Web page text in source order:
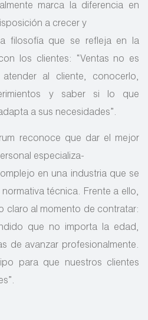
marca la diferencia en
a crecer y
filosofía que se refleja en la
los clientes: “Ventas no es
al cliente, conocerlo,
y saber si lo que
a sus necesidades”.
reconoce que dar el mejor
especializa-
en una industria que se
técnica. Frente a ello,
claro al momento de contratar:
que no importa la edad,
de avanzar profesionalmente.
para que nuestros clientes